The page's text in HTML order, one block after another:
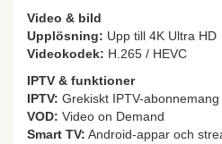
Video & bild
Upplösning: Upp till 4K Ultra HD
Videokodek: H.265 / HEVC
IPTV & funktioner
IPTV: Grekiskt IPTV-
VOD: Video on Demand
Smart TV: Android-appar och